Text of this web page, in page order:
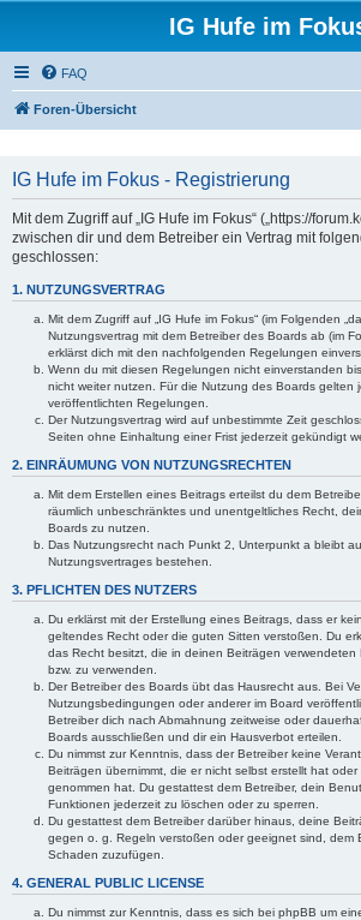
IG Hufe im
FAQ
Foren-Übersicht
IG Hufe im Fokus - Registrierung
Mit dem Zugriff auf „IG Hufe im Fokus“ („https://
zwischen dir und dem Betreiber ein Vertrag mit
geschlossen:
1. NUTZUNGSVERTRAG
Mit dem Zugriff auf „IG Hufe im Fokus“ (im Folgenden
Nutzungsvertrag mit dem Betreiber des Boards ab (im
erklärst dich mit den nachfolgenden Regelungen
Wenn du mit diesen Regelungen nicht einverstanden
nicht weiter nutzen. Für die Nutzung des Boards gelten
veröffentlichten Regelungen.
Der Nutzungsvertrag wird auf unbestimmte Zeit
Seiten ohne Einhaltung einer Frist jederzeit gekündigt
2. EINRÄUMUNG VON NUTZUNGSRECHTEN
Mit dem Erstellen eines Beitrags erteilst du dem
räumlich unbeschränktes und unentgeltliches Recht,
Boards zu nutzen.
Das Nutzungsrecht nach Punkt 2, Unterpunkt a bleibt
Nutzungsvertrages bestehen.
3. PFLICHTEN DES NUTZERS
Du erklärst mit der Erstellung eines Beitrags, dass er
geltendes Recht oder die guten Sitten verstoßen. Du
das Recht besitzt, die in deinen Beiträgen verwendeten
bzw. zu verwenden.
Der Betreiber des Boards übt das Hausrecht aus. Bei
Nutzungsbedingungen oder anderer im Board
Betreiber dich nach Abmahnung zeitweise oder
Boards ausschließen und dir ein Hausverbot erteilen.
Du nimmst zur Kenntnis, dass der Betreiber keine
Beiträgen übernimmt, die er nicht selbst erstellt hat
genommen hat. Du gestattest dem Betreiber, dein
Funktionen jederzeit zu löschen oder zu sperren.
Du gestattest dem Betreiber darüber hinaus, deine
gegen o. g. Regeln verstoßen oder geeignet sind, dem
Schaden zuzufügen.
4. GENERAL PUBLIC LICENSE
Du nimmst zur Kenntnis, dass es sich bei phpBB um eine